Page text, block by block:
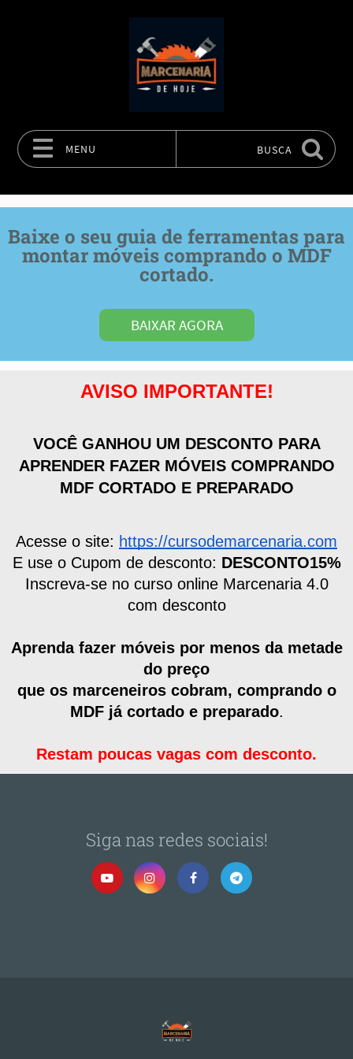
MENU BUSCA
Baixe o seu guia de ferramentas para
montar móveis comprando o MDF
cortado.
BAIXAR AGORA
AVISO IMPORTANTE!
VOCÊ GANHOU UM DESCONTO PARA
APRENDER FAZER MÓVEIS COMPRANDO
MDF CORTADO E PREPARADO
Acesse o site: https://cursodemarcenaria.com
E use o Cupom de desconto: DESCONTO15%
Inscreva-se no curso online Marcenaria 4.0
com desconto
Aprenda fazer móveis por menos da metade
do preço
que os marceneiros cobram, comprando o
MDF já cortado e preparado.
Restam poucas vagas com desconto.
Siga nas redes sociais!